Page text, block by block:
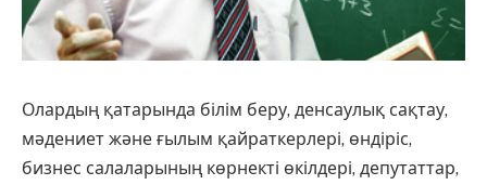
Олардың қатарында білім беру, денсаулық сақтау,
мәдениет және ғылым қайраткерлері, өндіріс,
бизнес салаларының көрнекті өкілдері, депутаттар,